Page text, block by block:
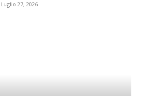
Luglio 27, 2026